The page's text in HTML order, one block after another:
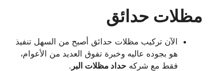
مظلات حدائق
الآن تركيب مظلات حدائق أصبح من السهل تنفيذ
هو بجوده عاليه وخبرة تفوق العديد من الأعوام،
فقط مع شركه حداد مظلات البر .